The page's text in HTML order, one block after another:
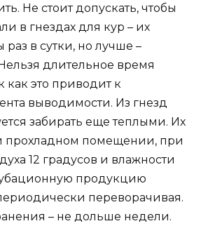
Не стоит допускать, чтобы
в гнездах для кур – их
раз в сутки, но лучше –
длительное время
как это приводит к
выводимости. Из гнезд
забирать еще теплыми. Их
прохладном помещении, при
12 градусов и влажности
продукцию
переворачивая.
– не дольше недели.